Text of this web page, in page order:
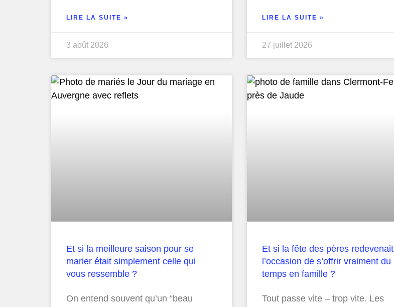
LIRE LA SUITE »
3 août 2026
LIRE LA SUITE »
27 juillet 2026
Et si la meilleure saison pour se
marier était simplement celle qui
vous ressemble ?
On entend souvent qu’un “beau
Et si la fête des pères redevenait
l’occasion de s’offrir vraiment du
temps en famille ?
Tout passe vite – trop vite. Les